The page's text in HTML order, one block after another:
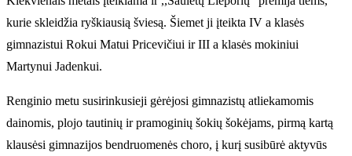
kurie skleidžia ryškiausią šviesą. Šiemet ji įteikta IV a klasės
gimnazistui Rokui Matui Pricevičiui ir III a klasės mokiniui
Martynui Jadenkui.
Renginio metu susirinkusieji gėrėjosi gimnazistų atliekamomis
dainomis, plojo tautinių ir pramoginių šokių šokėjams, pirmą kartą
klausėsi gimnazijos bendruomenės choro, į kurį susibūrė aktyvūs